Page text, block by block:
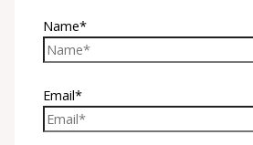
Name*
Email*